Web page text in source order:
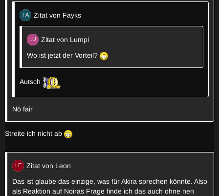
Zitat von Fayks
Zitat von Lumpi
Wo ist jetzt der Vorteil?
Autsch
Nö fair
Streite ich nicht ab
Zitat von Leon
Das ist glaube das einzige, was für Akira sprechen könnte. Also
als Reaktion auf Noiras Frage finde ich das auch ohne nen